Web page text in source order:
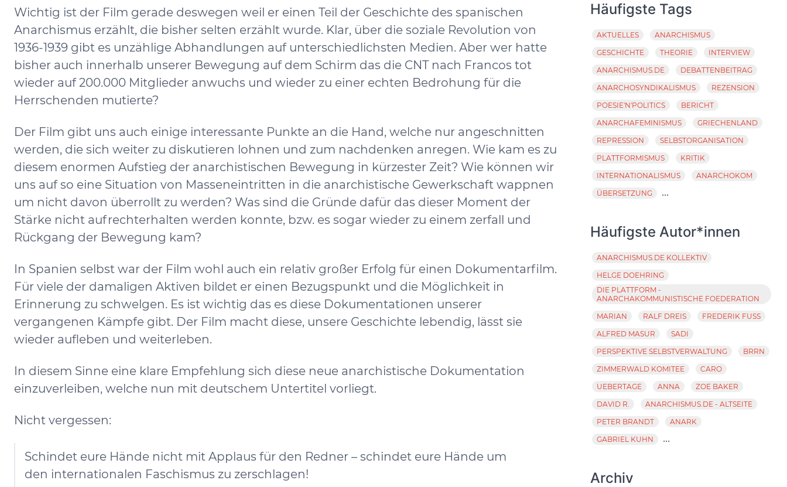
Wichtig ist der Film gerade deswegen weil er einen Teil der Geschichte des spanischen
Anarchismus erzählt, die bisher selten erzählt wurde. Klar, über die soziale Revolution von
1936-1939 gibt es unzählige Abhandlungen auf unterschiedlichsten Medien. Aber wer hatte
bisher auch innerhalb unserer Bewegung auf dem Schirm das die CNT nach Francos tot
wieder auf 200.000 Mitglieder anwuchs und wieder zu einer echten Bedrohung für die
Herrschenden mutierte?
Der Film gibt uns auch einige interessante Punkte an die Hand, welche nur angeschnitten
werden, die sich weiter zu diskutieren lohnen und zum nachdenken anregen. Wie kam es zu
diesem enormen Aufstieg der anarchistischen Bewegung in kürzester Zeit? Wie können wir
uns auf so eine Situation von Masseneintritten in die anarchistische Gewerkschaft wappnen
um nicht davon überrollt zu werden? Was sind die Gründe dafür das dieser Moment der
Stärke nicht aufrechterhalten werden konnte, bzw. es sogar wieder zu einem zerfall und
Rückgang der Bewegung kam?
In Spanien selbst war der Film wohl auch ein relativ großer Erfolg für einen Dokumentarfilm.
Für viele der damaligen Aktiven bildet er einen Bezugspunkt und die Möglichkeit in
Erinnerung zu schwelgen. Es ist wichtig das es diese Dokumentationen unserer
vergangenen Kämpfe gibt. Der Film macht diese, unsere Geschichte lebendig, lässt sie
wieder aufleben und weiterleben.
In diesem Sinne eine klare Empfehlung sich diese neue anarchistische Dokumentation
einzuverleiben, welche nun mit deutschem Untertitel vorliegt.
Nicht vergessen:
Schindet eure Hände nicht mit Applaus für den Redner – schindet eure Hände um
den internationalen Faschismus zu zerschlagen!
Häufigste Tags
AKTUELLES
ANARCHISMUS
GESCHICHTE
THEORIE
INTERVIEW
ANARCHISMUS.DE
DEBATTENBEITRAG
ANARCHOSYNDIKALISMUS
REZENSION
POESIE'N'POLITICS
BERICHT
ANARCHAFEMINISMUS
GRIECHENLAND
REPRESSION
SELBSTORGANISATION
PLATTFORMISMUS
KRITIK
INTERNATIONALISMUS
ANARCHOKOM
ÜBERSETZUNG
...
Häufigste Autor*innen
ANARCHISMUS.DE KOLLEKTIV
HELGE DOEHRING
DIE PLATTFORM -
ANARCHAKOMMUNISTISCHE FOEDERATION
MARIAN
RALF DREIS
FREDERIK FUSS
ALFRED MASUR
SADI
PERSPEKTIVE SELBSTVERWALTUNG
BRRN
ZIMMERWALD KOMITEE
CARO
UEBERTAGE
ANNA
ZOE BAKER
DAVID R.
ANARCHISMUS.DE - ALTSEITE
PETER BRANDT
ANARK
GABRIEL KUHN
...
Archiv